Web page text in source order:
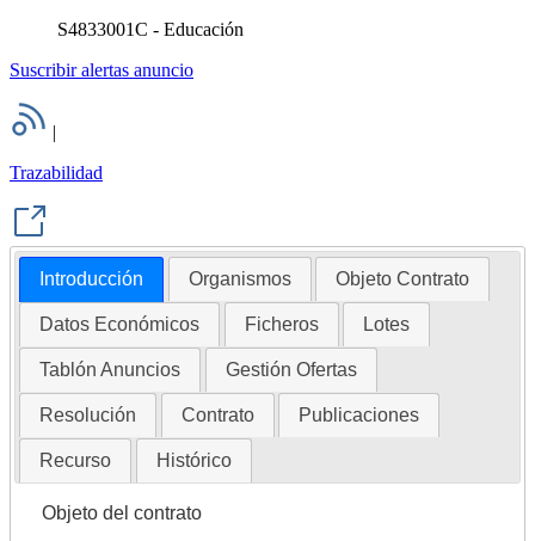
S4833001C - Educación
Suscribir alertas anuncio
|
Trazabilidad
Introducción Organismos Objeto Contrato
Datos Económicos Ficheros Lotes
Tablón Anuncios Gestión Ofertas
Resolución Contrato Publicaciones
Recurso Histórico
Objeto del contrato